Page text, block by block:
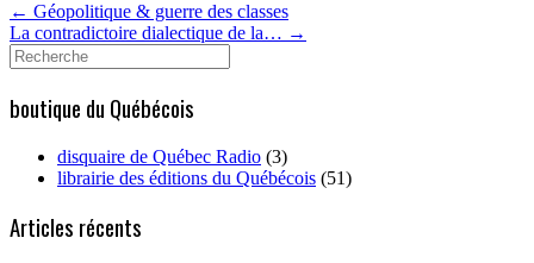
← Géopolitique & guerre des classes
La contradictoire dialectique de la… →
Search
for:
boutique du Québécois
disquaire de Québec Radio (3)
librairie des éditions du Québécois (51)
Articles récents